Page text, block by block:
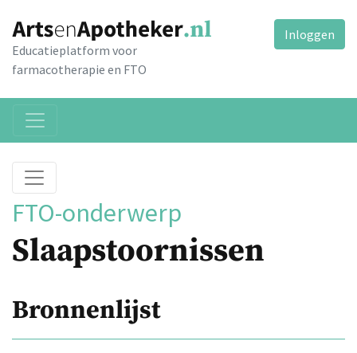
Educatieplatform voor
farmacotherapie en FTO
Inloggen
FTO-onderwerp
Slaapstoornissen
Bronnenlijst